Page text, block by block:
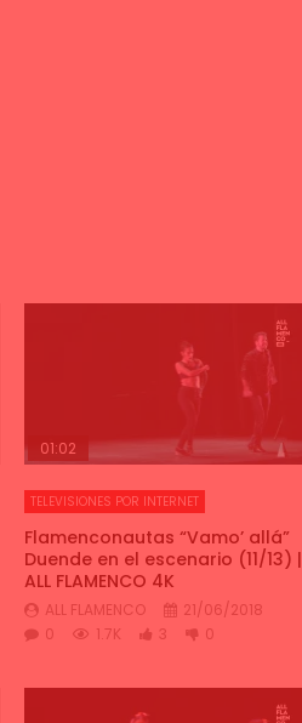
01:02
TELEVISIONES POR INTERNET
Flamenconautas “Vamo’ allá”
Duende en el escenario (11/13) |
ALL FLAMENCO 4K
ALL FLAMENCO
21/06/2018
0
1.7K 3 0